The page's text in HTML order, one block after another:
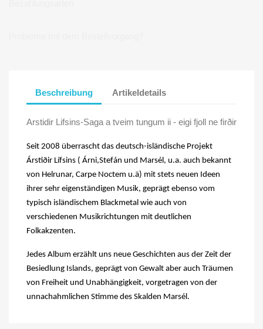
Beschreibung Artikeldetails
Arstidir Lifsins-Saga a tveim tungum ii - eigi fjoll ne firðir
Seit 2008 überrascht das deutsch-isländische Projekt
Árstiðir Lífsins ( Árni,Stefán und Marsél, u.a. auch bekannt
von Helrunar, Carpe Noctem u.ä) mit stets neuen Ideen
ihrer sehr eigenständigen Musik, geprägt ebenso vom
typisch isländischem Blackmetal wie auch von
verschiedenen Musikrichtungen mit deutlichen
Folkakzenten.
Jedes Album erzählt uns neue Geschichten aus der Zeit der
Besiedlung Islands, geprägt von Gewalt aber auch Träumen
von Freiheit und Unabhängigkeit, vorgetragen von der
unnachahmlichen Stimme des Skalden Marsél.